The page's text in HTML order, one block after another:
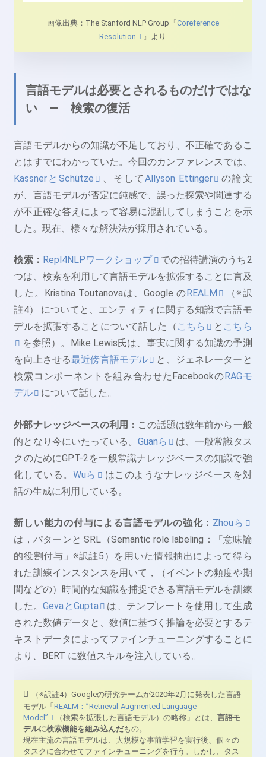
画像出典：The Stanford NLP Group『Coreference
Resolution
』より
言語モデルは必要とされるものだけではな
い ― 検索の復活
言語モデルからの知識が不足しており、不正確であるこ
とはすでにわかっていた。今回のカンファレンスでは、
KassnerとSchütze
、そして Allyson Ettinger
の論文
が、言語モデルが否定に鈍感で、誤った探索や関連する
が不正確な答えによって容易に混乱してしまうことを示
した。現在、様々な解決法が採用されている。
検索： Repl4NLPワークショップ
での招待講演のうち2
つは、検索を利用して言語モデルを拡張することに言及
した。Kristina Toutanovaは、Google のREALM
（※訳
註4） についてと、エンティティに関する知識で言語モ
デルを拡張することについて話した（ こちら と こちら
を参照）。Mike Lewis氏は、事実に関する知識の予測
を向上させる最近傍言語モデル
と、ジェネレーターと
検索コンポーネントを組み合わせたFacebookのRAGモ
デル
について話した。
外部ナレッジベースの利用： この話題は数年前から一般
的となり今にいたっている。Guanら
は、一般常識タス
クのためにGPT-2を一般常識ナレッジベースの知識で強
化している。 Wuら
はこのようなナレッジベースを対
話の生成に利用している。
新しい能力の付与による言語モデルの強化： Zhouら
は，パターンと SRL（Semantic role labeling：「意味論
的役割付与」※訳註5）を用いた情報抽出によって得ら
れた訓練インスタンスを用いて，（イベントの頻度や期
間などの）時間的な知識を捕捉できる言語モデルを訓練
した。GevaとGupta
は、テンプレートを使用して生成
された数値データと、数値に基づく推論を必要とするテ
キストデータによってファインチューニングすることに
より、BERT に数値スキルを注入している。
（※訳註4）Googleの研究チームが2020年2月に発表した言語
モデル「REALM：”Retrieval-Augmented Language
Model”
（検索を拡張した言語モデル）の略称」とは、言語モ
デルに検索機能を組み込んだもの。
現在主流の言語モデルは、大規模な事前学習を実行後、個々の
タスクに合わせてファインチューニングを行う。しかし、タス